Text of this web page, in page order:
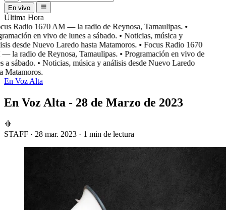
En vivo
Última Hora
Radio 1670 AM — la radio de Reynosa, Tamaulipas. •
en vivo de lunes a sábado. • Noticias, música y
desde Nuevo Laredo hasta Matamoros. • Focus Radio 1670
la radio de Reynosa, Tamaulipas. • Programación en vivo de
a sábado. • Noticias, música y análisis desde Nuevo Laredo
Matamoros.
En Voz Alta
En Voz Alta - 28 de Marzo de 2023
STAFF · 28 mar. 2023 · 1 min de lectura